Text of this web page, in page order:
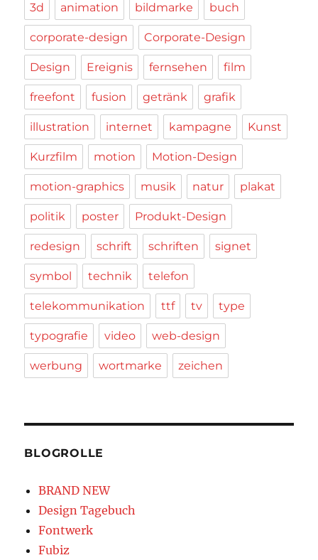
3d animation bildmarke buch
corporate-design Corporate-Design
Design Ereignis fernsehen film
freefont fusion getränk grafik
illustration internet kampagne Kunst
Kurzfilm motion Motion-Design
motion-graphics musik natur plakat
politik poster Produkt-Design
redesign schrift schriften signet
symbol technik telefon
telekommunikation ttf tv type
typografie video web-design
werbung wortmarke zeichen
BLOGROLLE
BRAND NEW
Design Tagebuch
Fontwerk
Fubiz